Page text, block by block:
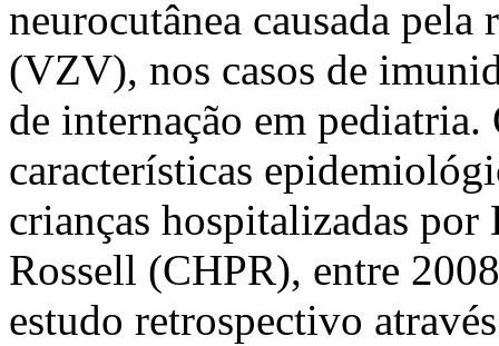
neurocutânea causada
(VZV), nos casos de
de internação em
características
crianças hospitalizadas
Rossell (CHPR), entre
estudo retrospectivo